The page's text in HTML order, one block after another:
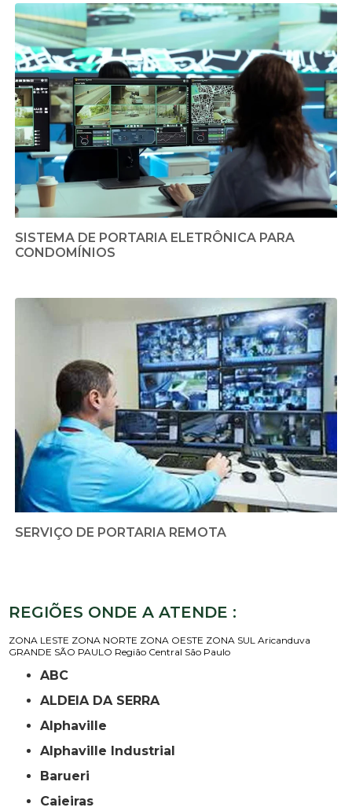
SISTEMA DE PORTARIA ELETRÔNICA PARA
CONDOMÍNIOS
SERVIÇO DE PORTARIA REMOTA
REGIÕES ONDE A ATENDE :
ZONA LESTE ZONA NORTE ZONA OESTE ZONA SUL Aricanduva
GRANDE SÃO PAULO Região Central São Paulo
ABC
ALDEIA DA SERRA
Alphaville
Alphaville Industrial
Barueri
Caieiras